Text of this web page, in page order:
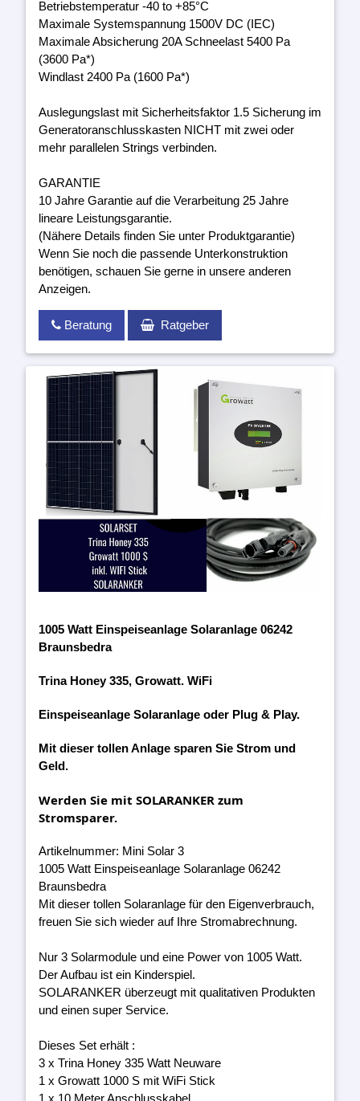
Betriebstemperatur -40 to +85°C
Maximale Systemspannung 1500V DC (IEC)
Maximale Absicherung 20A Schneelast 5400 Pa
(3600 Pa*)
Windlast 2400 Pa (1600 Pa*)
Auslegungslast mit Sicherheitsfaktor 1.5 Sicherung im
Generatoranschlusskasten NICHT mit zwei oder
mehr parallelen Strings verbinden.
GARANTIE
10 Jahre Garantie auf die Verarbeitung 25 Jahre
lineare Leistungsgarantie.
(Nähere Details finden Sie unter Produktgarantie)
Wenn Sie noch die passende Unterkonstruktion
benötigen, schauen Sie gerne in unsere anderen
Anzeigen.
Beratung Ratgeber
1005 Watt Einspeiseanlage Solaranlage 06242
Braunsbedra
Trina Honey 335, Growatt. WiFi
Einspeiseanlage Solaranlage oder Plug & Play.
Mit dieser tollen Anlage sparen Sie Strom und
Geld.
Werden Sie mit SOLARANKER zum
Stromsparer.
Artikelnummer: Mini Solar 3
1005 Watt Einspeiseanlage Solaranlage 06242
Braunsbedra
Mit dieser tollen Solaranlage für den Eigenverbrauch,
freuen Sie sich wieder auf Ihre Stromabrechnung.
Nur 3 Solarmodule und eine Power von 1005 Watt.
Der Aufbau ist ein Kinderspiel.
SOLARANKER überzeugt mit qualitativen Produkten
und einen super Service.
Dieses Set erhält :
3 x Trina Honey 335 Watt Neuware
1 x Growatt 1000 S mit WiFi Stick
1 x 10 Meter Anschlusskabel